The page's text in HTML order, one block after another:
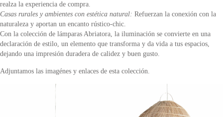
realza la experiencia de compra.
Casas rurales y ambientes con estética natural: Refuerzan la conexión con la
naturaleza y aportan un encanto rústico-chic.
Con la colección de lámparas Abriatora, la iluminación se convierte en una
declaración de estilo, un elemento que transforma y da vida a tus espacios,
dejando una impresión duradera de calidez y buen gusto.
Adjuntamos las imagénes y enlaces de esta colección.